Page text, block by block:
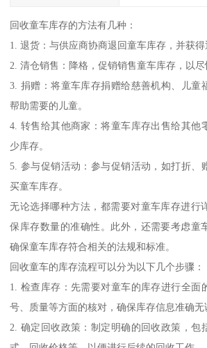
回收童车库存的方法有几种：
1. 退货：与供应商协商退回童车库存，并获得
2. 清仓销售：降格，促销销售童车库存，以尽
3. 捐赠：将童车库存捐赠给慈善机构、儿童
帮助需要的儿童。
4. 转售给其他商家：将童车库存出售给其他
少库存。
5. 参与促销活动：参与促销活动，如打折、
买童车库存。
无论选择哪种方法，都需要对童车库存进行
保库存数量的准确性。此外，还需要考虑童
确保童车库存符合相关的法规和标准。
回收童车的库存流程可以分为以下几个步骤：
1. 检查库存：先需要对童车的库存进行全面
号、质量等方面的核对，确保库存信息准确无
2. 确定回收政策：制定明确的回收政策，包